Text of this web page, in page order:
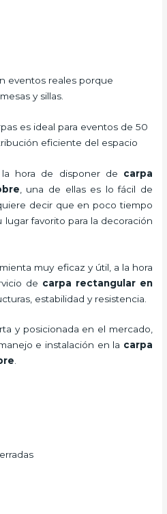
eventos reales porque
y sillas.
es ideal para eventos de 50
eficiente del espacio
la hora de disponer de carpa
, una de ellas es lo fácil de
decir que en poco tiempo
favorito para la decoración
muy eficaz y útil, a la hora
de carpa rectangularen
estabilidad y resistencia.
y posicionada en el mercado,
e instalación en la carpa
.